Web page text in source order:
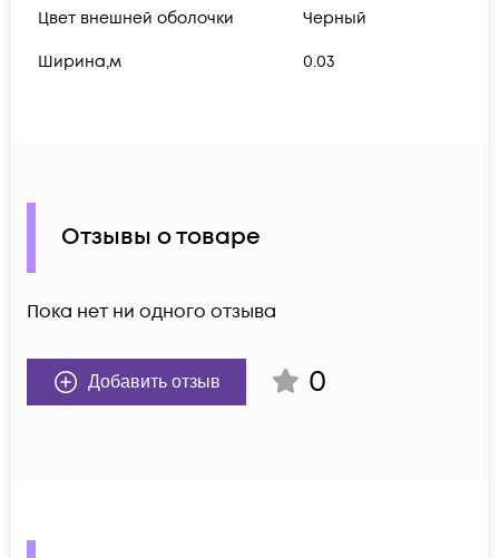
Цвет внешней оболочки Черный
Ширина,м 0.03
Отзывы о товаре
Пока нет ни одного отзыва
Добавить отзыв 0